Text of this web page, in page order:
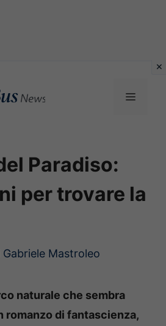
MENU
Paradiso:
per trovare la
Gabriele Mastroleo
naturale che sembra
romanzo di fantascienza,